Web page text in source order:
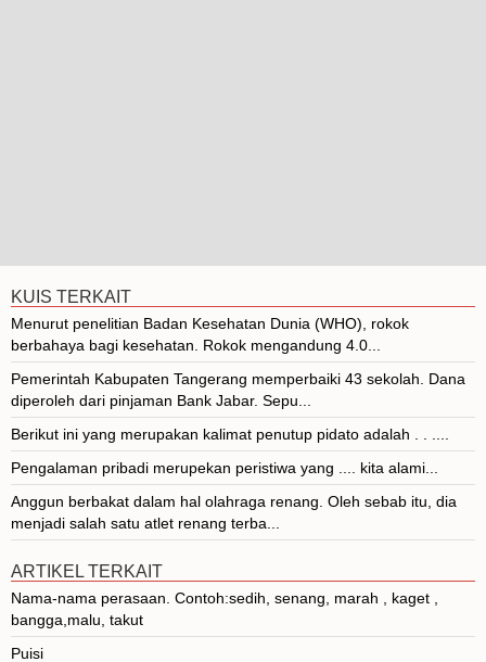
KUIS TERKAIT
Menurut penelitian Badan Kesehatan Dunia (WHO), rokok
berbahaya bagi kesehatan. Rokok mengandung 4.0...
Pemerintah Kabupaten Tangerang memperbaiki 43 sekolah. Dana
diperoleh dari pinjaman Bank Jabar. Sepu...
Berikut ini yang merupakan kalimat penutup pidato adalah . . ....
Pengalaman pribadi merupekan peristiwa yang .... kita alami...
Anggun berbakat dalam hal olahraga renang. Oleh sebab itu, dia
menjadi salah satu atlet renang terba...
ARTIKEL TERKAIT
Nama-nama perasaan. Contoh:sedih, senang, marah , kaget ,
bangga,malu, takut
Puisi